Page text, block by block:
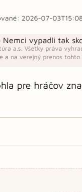
2026-07-
a.s. Všetky práva
a na verejný prenos tohto
pre hráčov